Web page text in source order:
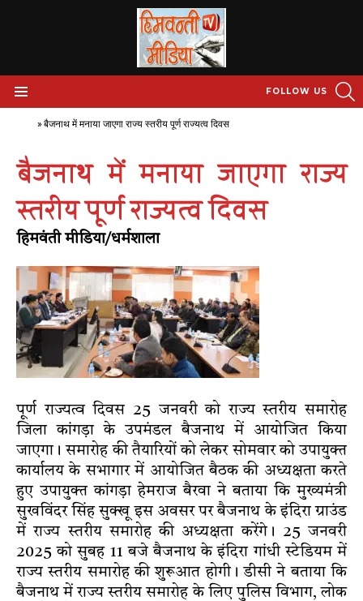
FOLLOW US
» बैजनाथ में मनाया जाएगा राज्य स्तरीय पूर्ण राज्यत्व दिवस
बैजनाथ में मनाया जाएगा राज्य
स्तरीय पूर्ण राज्यत्व दिवस
हिमवंती मीडिया/धर्मशाला
पूर्ण राज्यत्व दिवस 25 जनवरी को राज्य स्तरीय समारोह
जिला कांगड़ा के उपमंडल बैजनाथ में आयोजित किया
जाएगा। समारोह की तैयारियों को लेकर सोमवार को उपायुक्त
कार्यालय के सभागार में आयोजित बैठक की अध्यक्षता करते
हुए उपायुक्त कांगड़ा हेमराज बैरवा ने बताया कि मुख्यमंत्री
सुखविंदर सिंह सुक्खू इस अवसर पर बैजनाथ के इंदिरा ग्राउंड
में राज्य स्तरीय समारोह की अध्यक्षता करेंगे। 25 जनवरी
2025 को सुबह 11 बजे बैजनाथ के इंदिरा गांधी स्टेडियम में
राज्य स्तरीय समारोह की शुरूआत होगी। डीसी ने बताया कि
बैजनाथ में राज्य स्तरीय समारोह के लिए पुलिस विभाग, लोक